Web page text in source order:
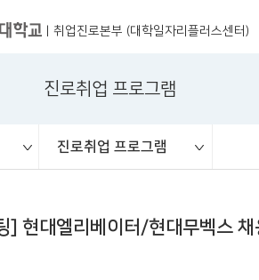
|취업진로본부 (대학일자리플러스센터)
진로취업 프로그램
진로취업 프로그램
취업상담
프로그램
채용공고
취업정보
ST커리어멘토링
취업진로본부
프로그램 체계도
취업 교과목
진로취업 프로그램
재학생맞춤형고용서비스
온라인 자기소개서 클리닉
] 현대엘리베이터/현대무벡스